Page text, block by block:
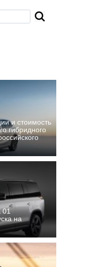
и стоимость
гибридного
01
на